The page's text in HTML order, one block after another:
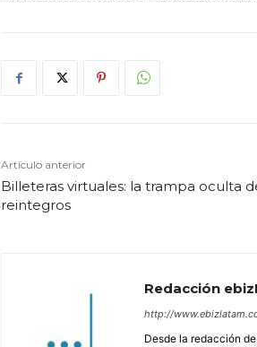
Artículo anterior
Billeteras virtuales: la trampa oculta
reintegros
Redacción
http://
Desde la redacción